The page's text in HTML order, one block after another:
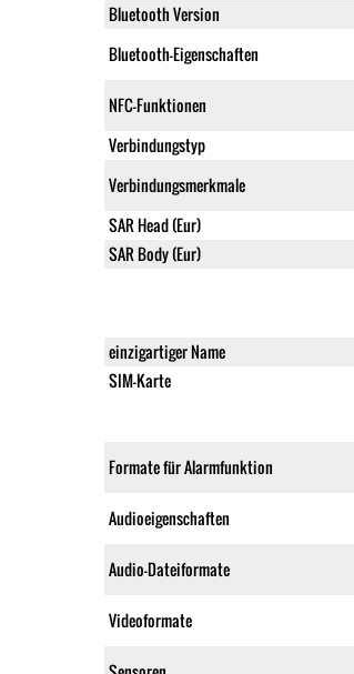
Bluetooth Version
Bluetooth-Eigenschaften
NFC-Funktionen
Verbindungstyp
Verbindungsmerkmale
SAR Head (Eur)
SAR Body (Eur)
einzigartiger Name
SIM-Karte
Formate für Alarmfunktion
Audioeigenschaften
Audio-Dateiformate
Videoformate